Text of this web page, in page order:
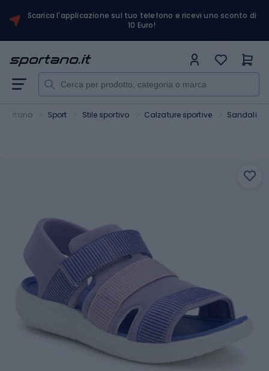
Scarica l'applicazione sul tuo telefono e ricevi uno sconto di
10 Euro!
Sport Stile sportivo Calzature sportive Sandali